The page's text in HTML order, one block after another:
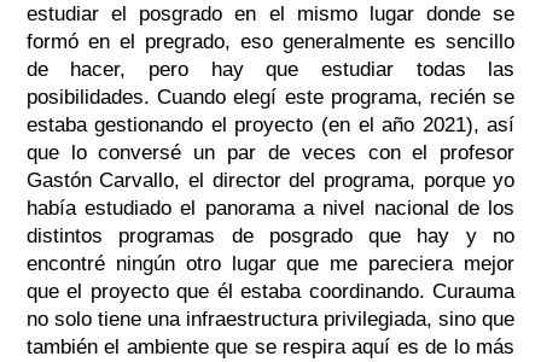
estudiar el posgrado en el mismo lugar donde se
formó en el pregrado, eso generalmente es sencillo
de hacer, pero hay que estudiar todas las
posibilidades. Cuando elegí este programa, recién se
estaba gestionando el proyecto (en el año 2021), así
que lo conversé un par de veces con el profesor
Gastón Carvallo, el director del programa, porque yo
había estudiado el panorama a nivel nacional de los
distintos programas de posgrado que hay y no
encontré ningún otro lugar que me pareciera mejor
que el proyecto que él estaba coordinando. Curauma
no solo tiene una infraestructura privilegiada, sino que
también el ambiente que se respira aquí es de lo más